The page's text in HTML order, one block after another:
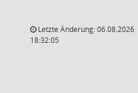
Letzte Änderung: 06.08.2026
18:32:05